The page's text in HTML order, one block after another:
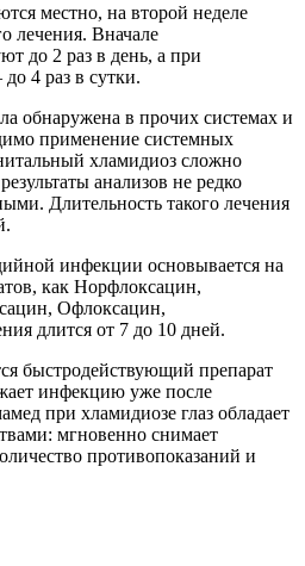
местно, на второй неделе
лечения. Вначале
до 2 раз в день, а при
4 раз в сутки.
обнаружена в прочих системах и
применение системных
хламидиоз сложно
анализов не редко
Длительность такого лечения
инфекции основывается на
как Норфлоксацин,
Офлоксацин,
длится от 7 до 10 дней.
быстродействующий препарат
инфекцию уже после
при хламидиозе глаз обладает
мгновенно снимает
противопоказаний и